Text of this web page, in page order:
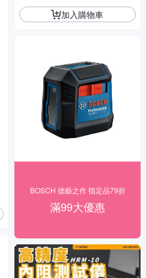
加入購物車
BOSCH 德藝之作 指定品79折
滿99大優惠